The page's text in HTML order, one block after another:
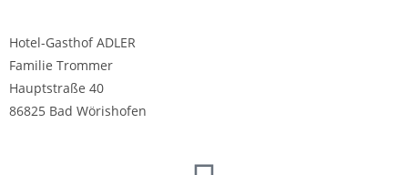
Hotel-Gasthof ADLER
Familie Trommer
Hauptstraße 40
86825 Bad Wörishofen